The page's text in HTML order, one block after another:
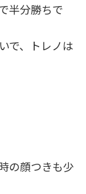
半分勝ちで
で、トレノは
の顔つきも少